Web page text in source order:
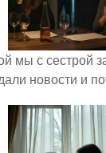
мы с сестрой
новости и